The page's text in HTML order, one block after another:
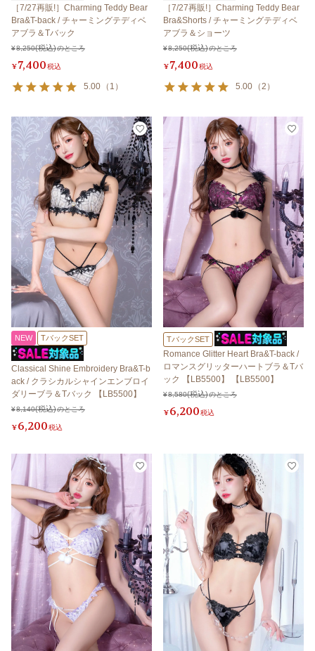
［7/27再販!］Charming Teddy Bear
Bra&T-back / チャーミングテディベ
アブラ＆Tバック
¥8,250 のところ
¥7,400税込
5.00 （ 1 ）
［7/27再販!］Charming Teddy Bear
Bra&Shorts / チャーミングテディベ
アブラ＆ショーツ
¥8,250 のところ
¥7,400税込
5.00 （2 ）
NEW TバックSET
Classical Shine Embroidery Bra&T-b
ack / クラシカルシャインエンブロイ
ダリーブラ＆Tバック 【LB5500】
¥8,140 のところ
¥6,200税込
TバックSET
Romance Glitter Heart Bra&T-back /
ロマンスグリッターハートブラ＆Tバ
ック 【LB5500】 【LB5500】
¥8,580 のところ
¥6,200税込